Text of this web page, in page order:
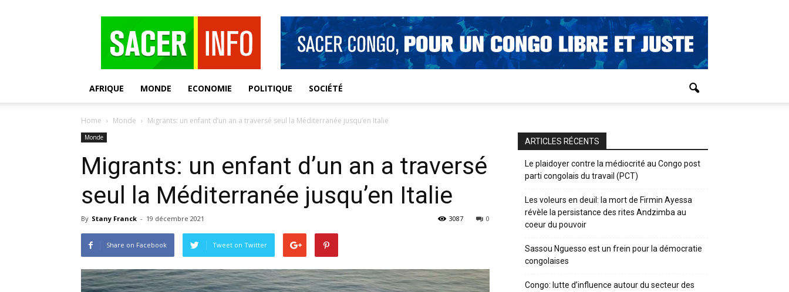
AFRIQUE MONDE ECONOMIE POLITIQUE SOCIÉTÉ
Home Monde Migrants: un enfant d’un an a traversé seul la Méditerranée jusqu’en Italie
Monde
Migrants: un enfant d’un an a traversé
seul la Méditerranée jusqu’en Italie
By Stany Franck - 19 décembre 2021 0
3087
Share on Facebook Tweet on Twitter
ARTICLES RÉCENTS
Le plaidoyer contre la médiocrité au Congo post
parti congolais du travail (PCT)
Les voleurs en deuil: la mort de Firmin Ayessa
révèle la persistance des rites Andzimba au
coeur du pouvoir
Sassou Nguesso est un frein pour la démocratie
congolaises
Congo: lutte d’influence autour du secteur des